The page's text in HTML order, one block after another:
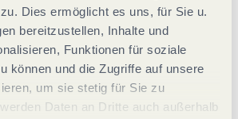
Dies ermöglicht es uns, für Sie u.
bereitzustellen, Inhalte und
Funktionen für soziale
können und die Zugriffe auf unsere
um sie stetig für Sie zu
Daten an Dritte auch außerhalb
Desinfektion
Zimmer/Appartement